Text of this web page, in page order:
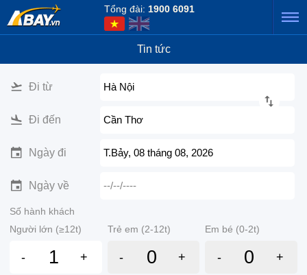
Tổng đài: 1900 6091
Tin tức
Đi từ Hà Nội
Đi đến Cần Thơ
Ngày đi T.Bảy, 08 tháng 08, 2026
Ngày về --/--/----
Số hành khách
Người lớn (≥12t)
Trẻ em (2-12t) Em bé (0-2t)
- + - + - +